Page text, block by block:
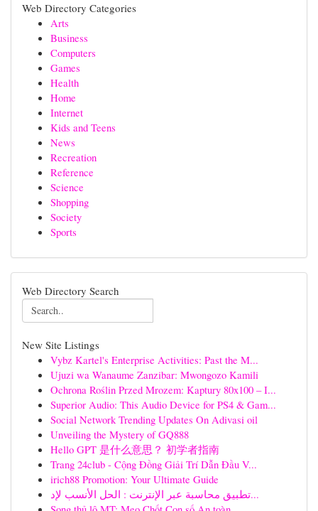
Web Directory Categories
Arts
Business
Computers
Games
Health
Home
Internet
Kids and Teens
News
Recreation
Reference
Science
Shopping
Society
Sports
Web Directory Search
New Site Listings
Vybz Kartel's Enterprise Activities: Past the M...
Ujuzi wa Wanaume Zanzibar: Mwongozo Kamili
Ochrona Roślin Przed Mrozem: Kaptury 80x100 – I...
Superior Audio: This Audio Device for PS4 & Gam...
Social Network Trending Updates On Adivasi oil
Unveiling the Mystery of GQ888
Hello GPT 是什么意思？ 初学者指南
Trang 24club - Cộng Đồng Giải Trí Dẫn Đầu V...
irich88 Promotion: Your Ultimate Guide
تطبيق محاسبة عبر الإنترنت : الحل الأنسب لإد...